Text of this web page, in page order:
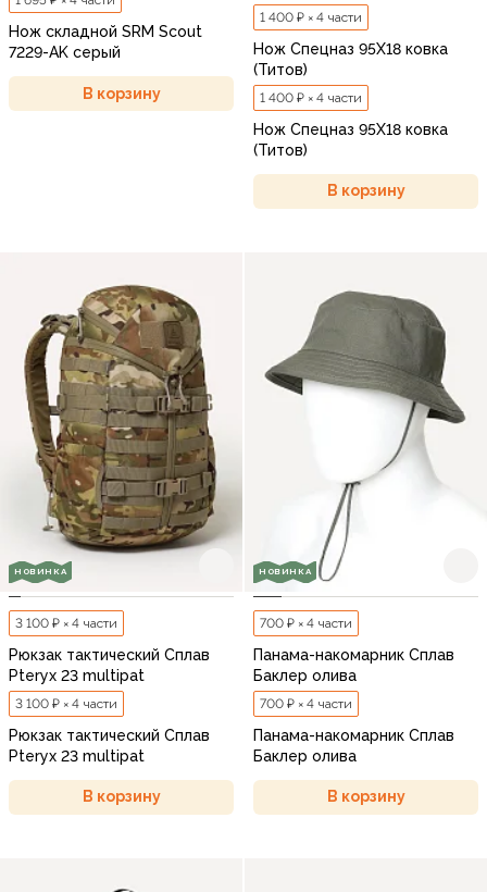
Нож складной SRM Scout
7229-AK серый
В корзину
1 400 ₽ × 4 части
Нож Спецназ 95Х18 ковка
(Титов)
1 400 ₽ × 4 части
Нож Спецназ 95Х18 ковка
(Титов)
В корзину
НОВИНКА
3 100 ₽ × 4 части
Рюкзак тактический Сплав
Pteryx 23 multipat
3 100 ₽ × 4 части
Рюкзак тактический Сплав
Pteryx 23 multipat
В корзину
НОВИНКА
700 ₽ × 4 части
Панама-накомарник Сплав
Баклер олива
700 ₽ × 4 части
Панама-накомарник Сплав
Баклер олива
В корзину